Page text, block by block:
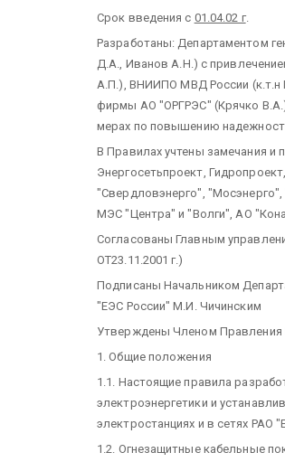
Срок введения с 01.04.02 г.
Разработаны: Департаментом
Д.А., Иванов А.Н.) с
А.П.), ВНИИПО МВД России (к.т.н
фирмы АО "ОРГРЭС" (Крячко
мерах по повышению
В Правилах учтены замечания и
Энергосетьпроект,
"Свердловэнерго", "Мосэнерго",
МЭС "Центра" и "Волги", АО
Согласованы Главным
OT23.11.2001 г.)
Подписаны Начальником
"ЕЭС России" М.И. Чичинским
Утверждены Членом Правления
1. Общие положения
1.1. Настоящие правила
электроэнергетики и
электростанциях и в сетях РАО
1.2. Огнезащитные кабельные